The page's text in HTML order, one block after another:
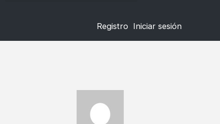
Registro Iniciar sesión